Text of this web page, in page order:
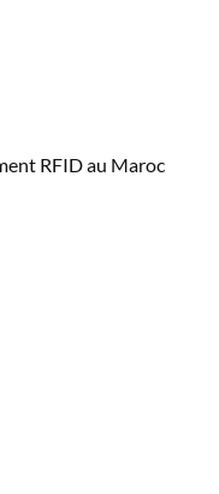
RFID au Maroc